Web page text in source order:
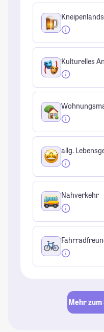
Kulturelles
allg.
Nahverkehr
Mehr